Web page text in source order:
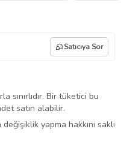
Satıcıya Sor
sınırlıdır. Bir tüketici bu
satın alabilir.
yapma hakkını saklı